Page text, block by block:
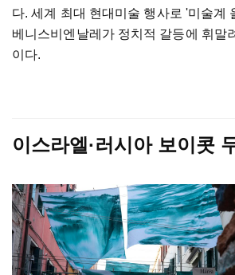
다. 세계 최대 현대미술 행사로 '미술계
베니스비엔날레가 정치적 갈등에 휘말
이다.
이스라엘·러시아 보이콧